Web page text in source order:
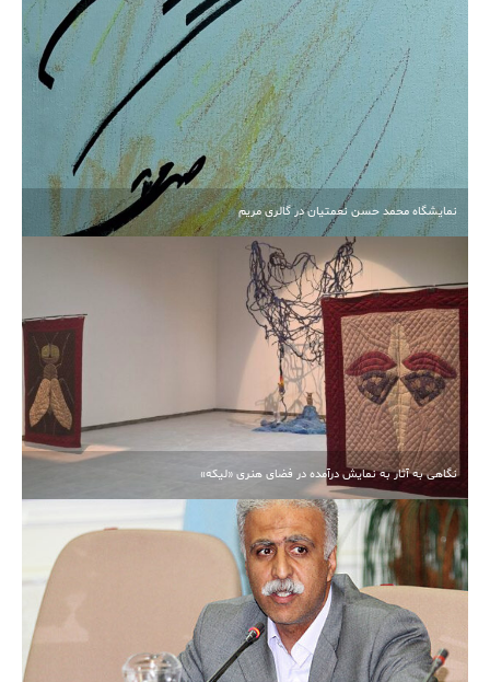
انتخابات مجدد هیأت‌مدیره خیرین مدرسه‌ساز کاشان برگزار
شد
نمایشگاه محمد حسن نعمتیان در گالری مریم
نگاهی به آثار به نمایش درآمده در فضای هنری «لیکه»